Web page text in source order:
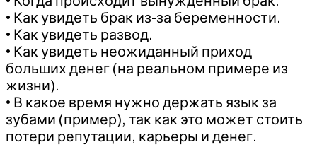
• Как увидеть брак из-за беременности.
• Как увидеть развод.
• Как увидеть неожиданный приход
больших денег (на реальном примере из
жизни).
• В какое время нужно держать язык за
зубами (пример), так как это может стоить
потери репутации, карьеры и денег.